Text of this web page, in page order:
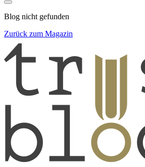
Blog nicht gefunden
Zurück zum Magazin